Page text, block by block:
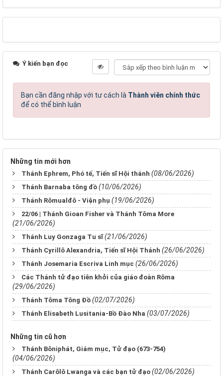
Ý kiến bạn đọc
Bạn cần đăng nhập với tư cách là Thành viên chính thức
để có thể bình luận
Những tin mới hơn
Thánh Ephrem, Phó tế, Tiến sĩ Hội thánh (08/06/2026)
Thánh Barnaba tông đồ (10/06/2026)
Thánh Rômualđô - Viện phụ (19/06/2026)
22/06 | Thánh Gioan Fisher và Thánh Tôma More
(21/06/2026)
Thánh Luy Gonzaga Tu sĩ (21/06/2026)
Thánh Cyrillô Alexandria, Tiến sĩ Hội Thánh (26/06/2026)
Thánh Josemaria Escriva Linh mục (26/06/2026)
Các Thánh tử đạo tiên khởi của giáo đoàn Rôma
(29/06/2026)
Thánh Tôma Tông Đồ (02/07/2026)
Thánh Elisabeth Lusitania-Bồ Đào Nha (03/07/2026)
Những tin cũ hơn
Thánh Bôniphát, Giám mục, Tử đạo (673-754)
(04/06/2026)
Thánh Carôlô Lwanga và các bạn tử đạo (02/06/2026)